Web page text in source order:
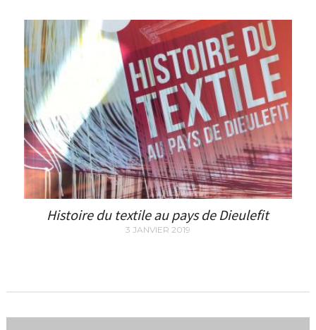
Histoire du textile au pays de Dieulefit
3 JANVIER 2019